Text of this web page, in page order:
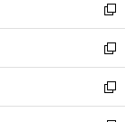
で
開
く
ド
ウ
で
開
く
ィ
ン
ド
ウ
で
開
い
ウ
ィ
ン
ド
ウ
新
し
い
ウ
ィ
ン
新
し
い
ウ
新
し